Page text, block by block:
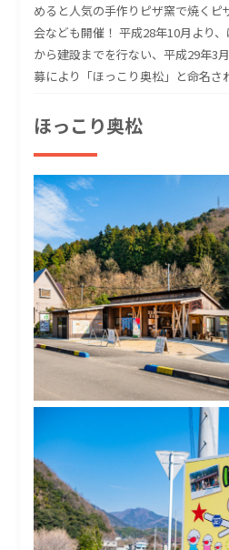
めると人気の手作りピザ窯で焼く
会なども開催！ 平成28年10月より
から建設までを行ない、平成29年3
募により「ほっこり奥松」と命名さ
ほっこり奥松